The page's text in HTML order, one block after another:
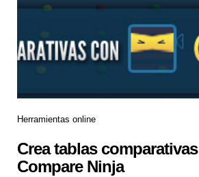
Herramientas online
Crea tablas
Compare Ninja